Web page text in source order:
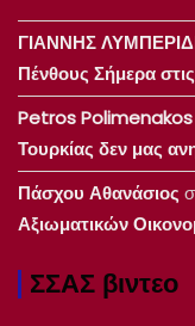
ΓΙΑΝΝΗΣ
Πένθους Σήμερα
Petros Polimenakos
Τουρκίας δεν μας
Πάσχου Αθανάσιος
Αξιωματικών
ΣΣΑΣ βιντεο